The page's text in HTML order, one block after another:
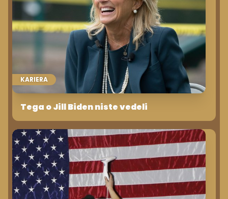
KARIERA
Tega o Jill Biden niste vedeli